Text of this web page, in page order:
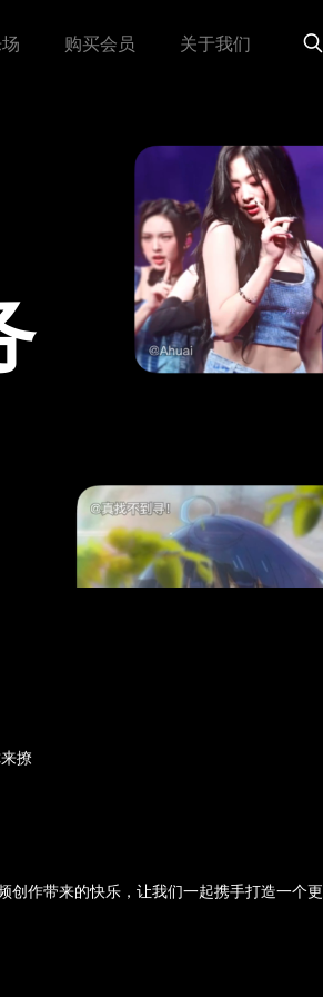
购买会员 关于我们
撩
创作带来的快乐，让我们一起携手打造一个更